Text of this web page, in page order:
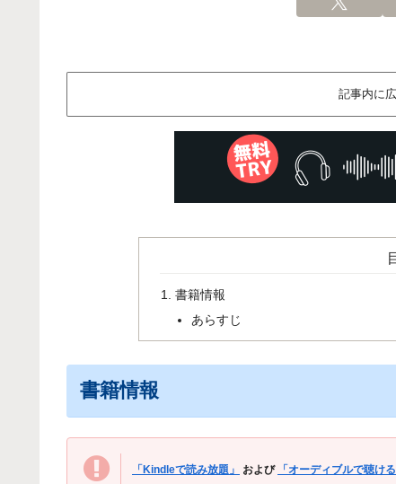
記事内に
書籍情報
あらすじ
書籍情報
「Kindleで読み放題」 および 「オーディブルで聴ける